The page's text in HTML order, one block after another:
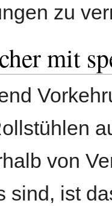
zu
mit
von
sind, ist